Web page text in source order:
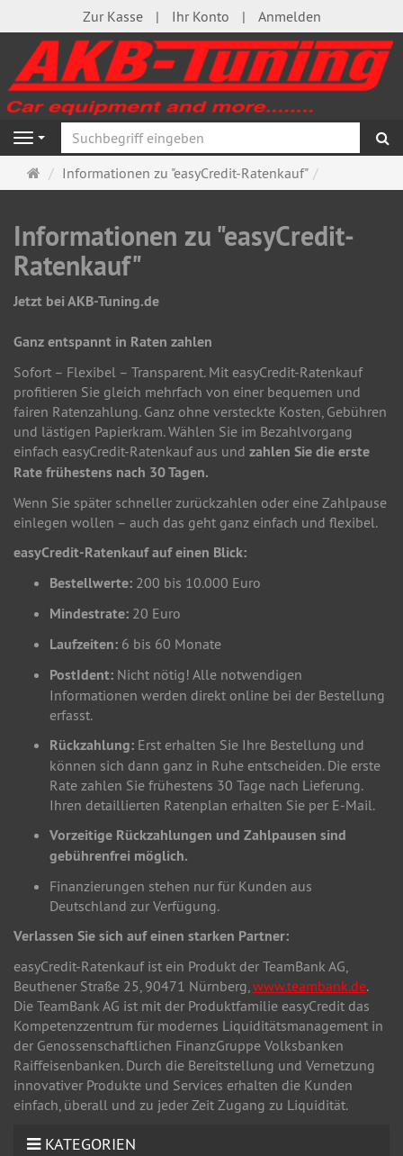
Zur Kasse Ihr Konto Anmelden
Navigation
Startseite
Informationen zu "easyCredit-Ratenkauf"
Informationen zu "easyCredit-
Ratenkauf"
Jetzt bei AKB-Tuning.de
Ganz entspannt in Raten zahlen
Sofort – Flexibel – Transparent. Mit easyCredit-Ratenkauf
profitieren Sie gleich mehrfach von einer bequemen und
fairen Ratenzahlung. Ganz ohne versteckte Kosten, Gebühren
und lästigen Papierkram. Wählen Sie im Bezahlvorgang
einfach easyCredit-Ratenkauf aus und zahlen Sie die erste
Rate frühestens nach 30 Tagen.
Wenn Sie später schneller zurückzahlen oder eine Zahlpause
einlegen wollen – auch das geht ganz einfach und flexibel.
easyCredit-Ratenkauf auf einen Blick:
Bestellwerte: 200 bis 10.000 Euro
Mindestrate: 20 Euro
Laufzeiten: 6 bis 60 Monate
PostIdent: Nicht nötig! Alle notwendigen
Informationen werden direkt online bei der Bestellung
erfasst.
Rückzahlung: Erst erhalten Sie Ihre Bestellung und
können sich dann ganz in Ruhe entscheiden. Die erste
Rate zahlen Sie frühestens 30 Tage nach Lieferung.
Ihren detaillierten Ratenplan erhalten Sie per E-Mail.
Vorzeitige Rückzahlungen und Zahlpausen sind
gebührenfrei möglich.
Finanzierungen stehen nur für Kunden aus
Deutschland zur Verfügung.
Verlassen Sie sich auf einen starken Partner:
easyCredit-Ratenkauf ist ein Produkt der TeamBank AG,
Beuthener Straße 25, 90471 Nürnberg,www.teambank.de.
Die TeamBank AG ist mit der Produktfamilie easyCredit das
Kompetenzzentrum für modernes Liquiditätsmanagement in
der Genossenschaftlichen FinanzGruppe Volksbanken
Raiffeisenbanken. Durch die Bereitstellung und Vernetzung
innovativer Produkte und Services erhalten die Kunden
einfach, überall und zu jeder Zeit Zugang zu Liquidität.
KATEGORIEN